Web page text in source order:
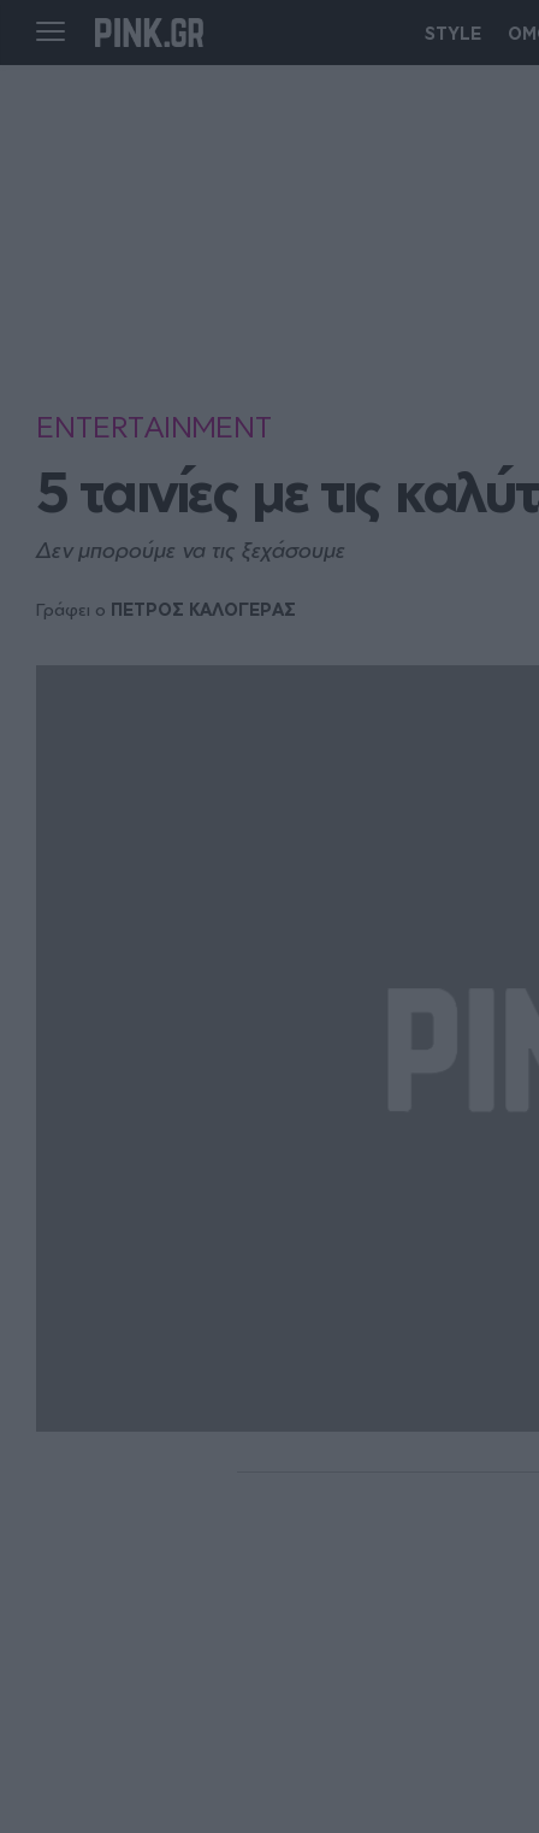
STYLE
ENTERTAINMENT
5 ταινίες με τις
Δεν μπορούμε να τις ξεχάσουμε
Γράφει ο ΠΕΤΡΟΣ ΚΑΛΟΓΕΡΑΣ